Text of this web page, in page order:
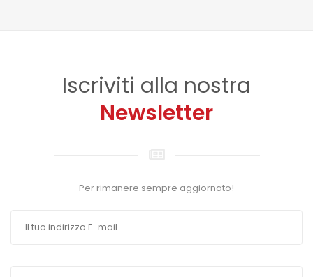
Iscriviti alla nostra
Newsletter
Per rimanere sempre aggiornato!